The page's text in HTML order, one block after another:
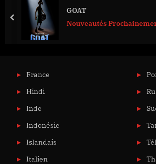
GOAT
Nouveautés
prev
France
Hindi
Inde
Indonésie
Islandais
Italien